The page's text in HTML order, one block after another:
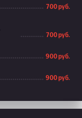
700 руб.
700 руб.
900 руб.
900 руб.